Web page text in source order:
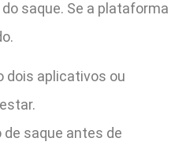
saque. Se a plataforma
dois aplicativos ou
de saque antes de